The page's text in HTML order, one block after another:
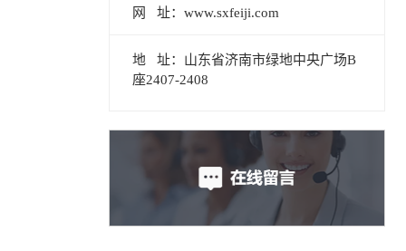
网 址：www.sxfeiji.com
地 址：山东省济南市绿地中央广场B
座2407-2408